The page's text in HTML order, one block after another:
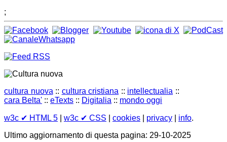
;
cultura nuova :: cultura cristiana :: intellectualia ::
cara Belta' :: eTexts :: Digitalia :: mondo oggi
w3c ✔ HTML 5 w3c ✔ CSS cookies privacy info.
Ultimo aggiornamento di questa pagina: 29-10-2025